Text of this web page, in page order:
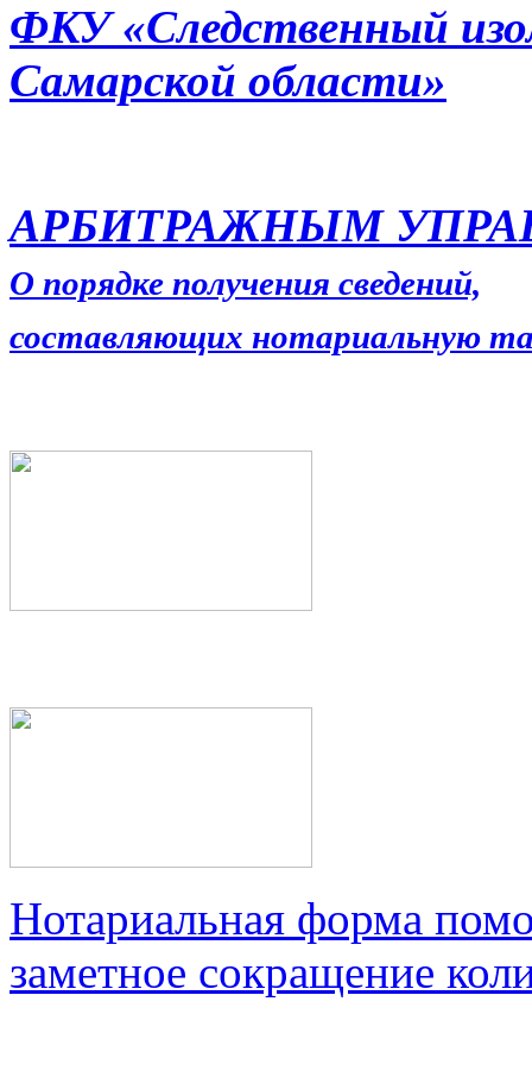
ФКУ «Следственный
Самарской области»
АРБИТРАЖНЫМ
О порядке получения сведений,
составляющих нотариальную
Нотариальная форма
заметное сокращение